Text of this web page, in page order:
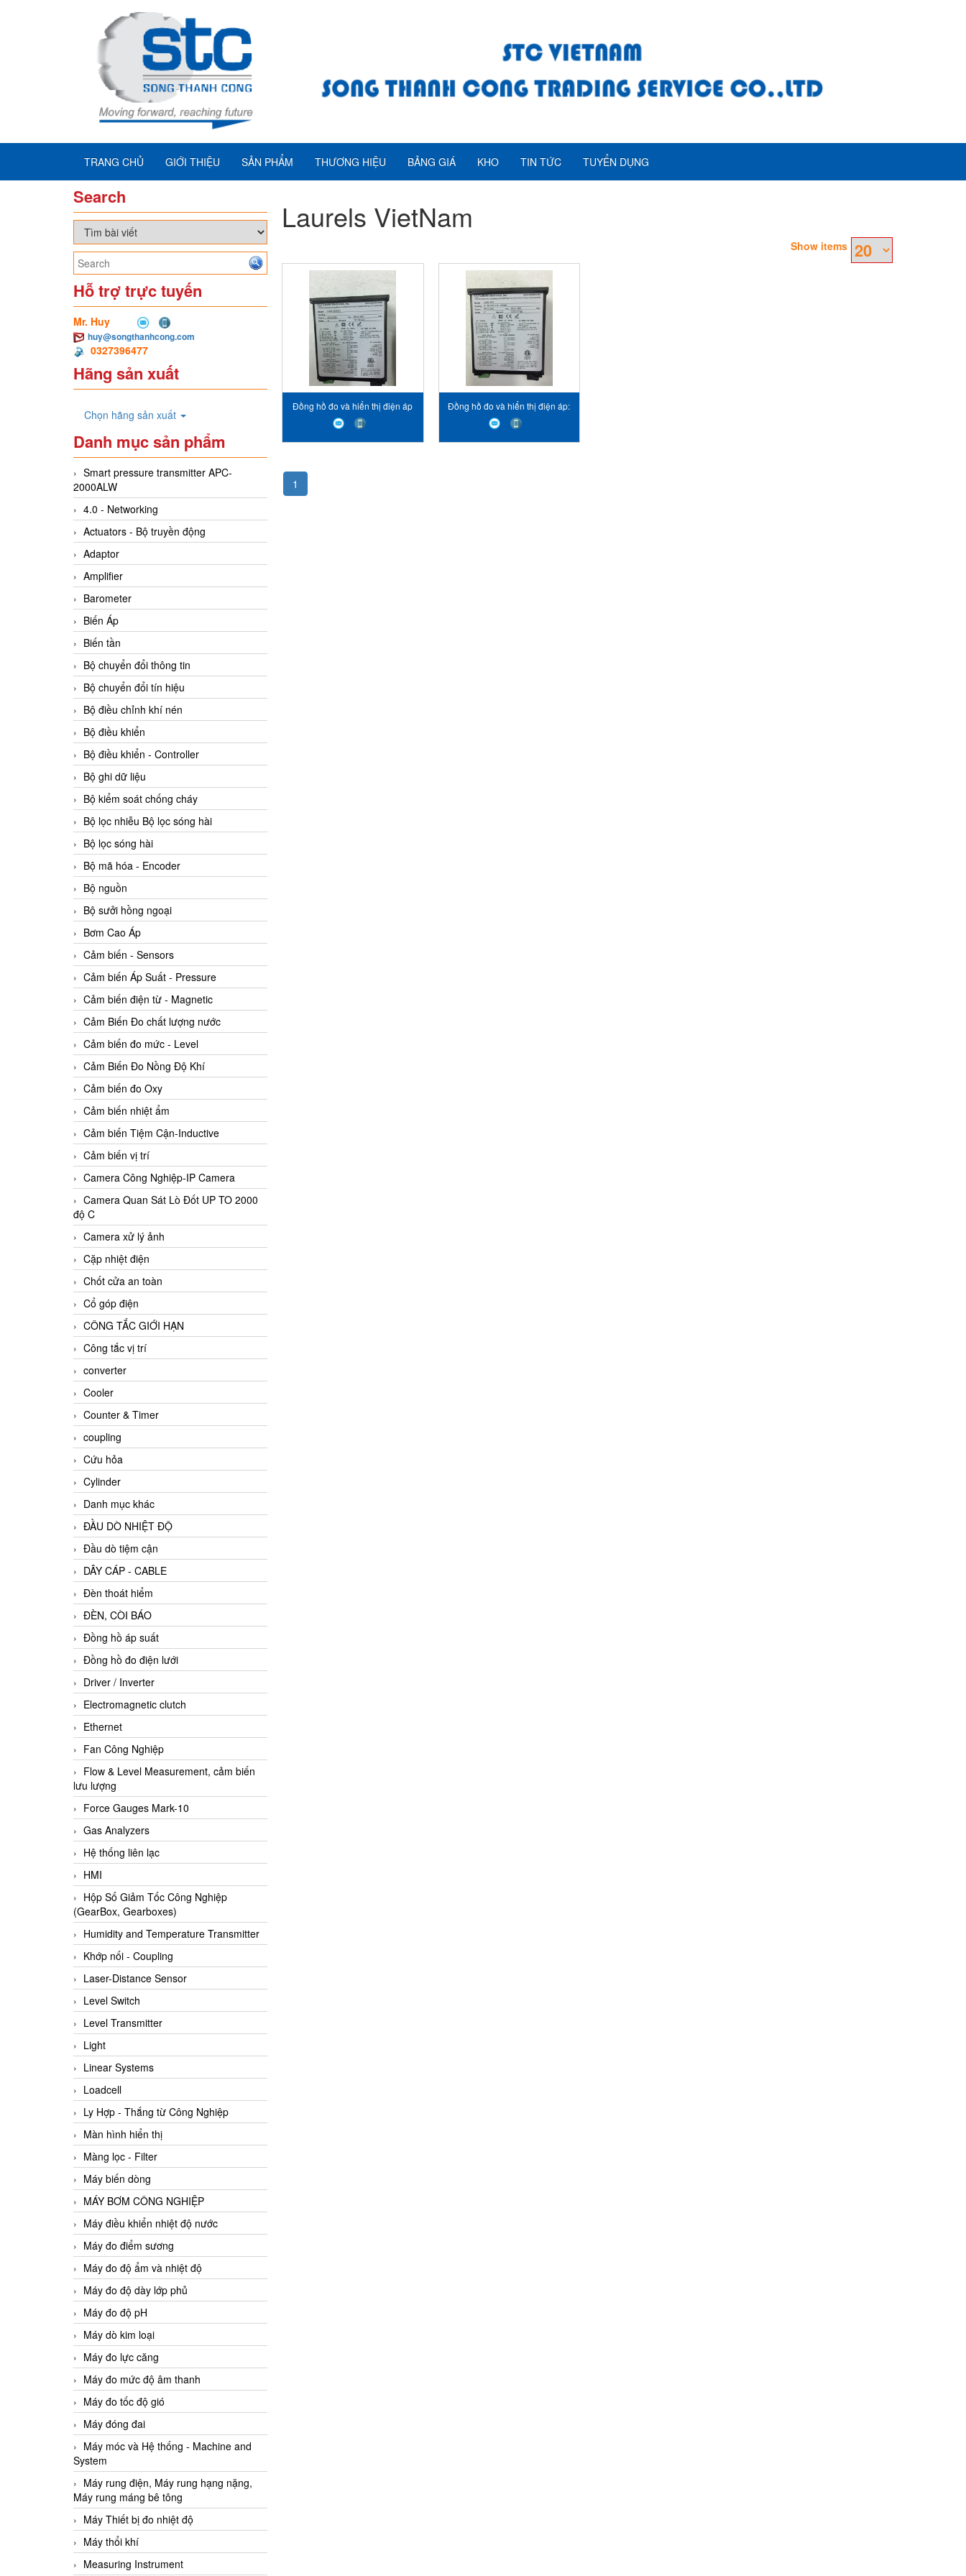
TRANG CHỦ GIỚI THIỆU SẢN PHẨM THƯƠNG HIỆU BẢNG GIÁ KHO TIN TỨC TUYỂN DỤNG
Search
Hỗ trợ trực tuyến
Mr. Huy
huy@songthanhcong.com
0327396477
Hãng sản xuất
Chọn hãng sản xuất
Danh mục sản phẩm
Smart pressure transmitter APC-
2000ALW
4.0 - Networking
Actuators - Bộ truyền động
Adaptor
Amplifier
Barometer
Biến Áp
Biến tần
Bộ chuyển đổi thông tin
Bộ chuyển đổi tín hiệu
Bộ điều chỉnh khí nén
Bộ điều khiển
Bộ điều khiển - Controller
Bộ ghi dữ liệu
Bộ kiểm soát chống cháy
Bộ lọc nhiễu Bộ lọc sóng hài
Bộ lọc sóng hài
Bộ mã hóa - Encoder
Bộ nguồn
Bộ sưởi hồng ngoại
Bơm Cao Áp
Cảm biến - Sensors
Cảm biến Áp Suất - Pressure
Cảm biến điện từ - Magnetic
Cảm Biến Đo chất lượng nước
Cảm biến đo mức - Level
Cảm Biến Đo Nồng Độ Khí
Cảm biến đo Oxy
Cảm biến nhiệt ẩm
Cảm biến Tiệm Cận-Inductive
Cảm biến vị trí
Camera Công Nghiệp-IP Camera
Camera Quan Sát Lò Đốt UP TO 2000
độ C
Camera xử lý ảnh
Cặp nhiệt điện
Chốt cửa an toàn
Cổ góp điện
CÔNG TẮC GIỚI HẠN
Công tắc vị trí
converter
Cooler
Counter & Timer
coupling
Cứu hỏa
Cylinder
Danh mục khác
ĐẦU DÒ NHIỆT ĐỘ
Đầu dò tiệm cận
DÂY CÁP - CABLE
Đèn thoát hiểm
ĐÈN, CÒI BÁO
Đồng hồ áp suất
Đồng hồ đo điện lưới
Driver / Inverter
Electromagnetic clutch
Ethernet
Fan Công Nghiệp
Flow & Level Measurement, cảm biến
lưu lượng
Force Gauges Mark-10
Gas Analyzers
Hệ thống liên lạc
HMI
Hộp Số Giảm Tốc Công Nghiệp
(GearBox, Gearboxes)
Humidity and Temperature Transmitter
Khớp nối - Coupling
Laser-Distance Sensor
Level Switch
Level Transmitter
Light
Linear Systems
Loadcell
Ly Hợp - Thắng từ Công Nghiệp
Màn hình hiển thị
Màng lọc - Filter
Máy biến dòng
MÁY BƠM CÔNG NGHIỆP
Máy điều khiển nhiệt độ nước
Máy đo điểm sương
Máy đo độ ẩm và nhiệt độ
Máy đo độ dày lớp phủ
Máy đo độ pH
Máy dò kim loại
Máy đo lực căng
Máy đo mức độ âm thanh
Máy đo tốc độ gió
Máy đóng đai
Máy móc và Hệ thống - Machine and
System
Máy rung điện, Máy rung hạng nặng,
Máy rung máng bê tông
Máy Thiết bị đo nhiệt độ
Máy thổi khí
Measuring Instrument
Laurels VietNam
Show items
Đồng hồ đo và hiển thị điện áp
Code L20010DCV1, hãng
Laurels VietNam STC VietNam
Đồng hồ đo và hiển thị điện áp:
Code L20010P1, hãng Laurels
VietNam STC VietNam
1